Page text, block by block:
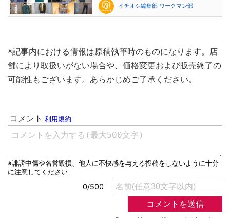
イチオシ編集部 ワークマン部
※記事内における情報は原稿執筆時のものになります。店
舗により取扱いがない場合や、価格変更および販売終了の
可能性もございます。あらかじめご了承ください。